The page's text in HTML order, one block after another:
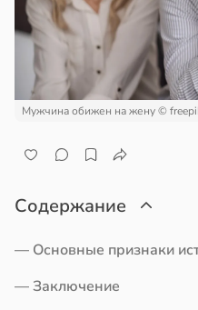
в20:58
Мужчина обижен на жену©
Содержание
— Основные признаки
— Заключение